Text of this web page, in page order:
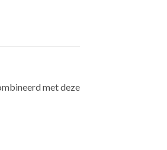
met deze